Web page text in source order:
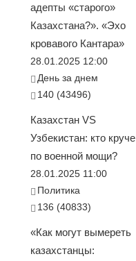
адепты «старого»
Казахстана?». «Эхо
кровавого Кантара»
28.01.2025 12:00
День за днем
140 (43496)
Казахстан VS
Узбекистан: кто круче
по военной мощи?
28.01.2025 11:00
Политика
136 (40833)
«Как могут вымереть
казахстанцы: